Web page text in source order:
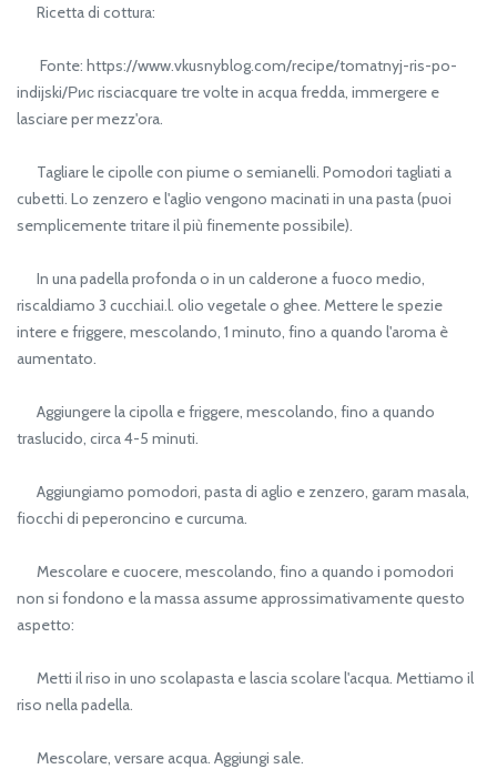
Ricetta di cottura:
Fonte: https://www.vkusnyblog.com/recipe/tomatnyj-ris-po-
indijski/Рис risciacquare tre volte in acqua fredda, immergere e
lasciare per mezz'ora.
Tagliare le cipolle con piume o semianelli. Pomodori tagliati a
cubetti. Lo zenzero e l'aglio vengono macinati in una pasta (puoi
semplicemente tritare il più finemente possibile).
In una padella profonda o in un calderone a fuoco medio,
riscaldiamo 3 cucchiai.l. olio vegetale o ghee. Mettere le spezie
intere e friggere, mescolando, 1 minuto, fino a quando l'aroma è
aumentato.
Aggiungere la cipolla e friggere, mescolando, fino a quando
traslucido, circa 4-5 minuti.
Aggiungiamo pomodori, pasta di aglio e zenzero, garam masala,
fiocchi di peperoncino e curcuma.
Mescolare e cuocere, mescolando, fino a quando i pomodori
non si fondono e la massa assume approssimativamente questo
aspetto:
Metti il riso in uno scolapasta e lascia scolare l'acqua. Mettiamo il
riso nella padella.
Mescolare, versare acqua. Aggiungi sale.